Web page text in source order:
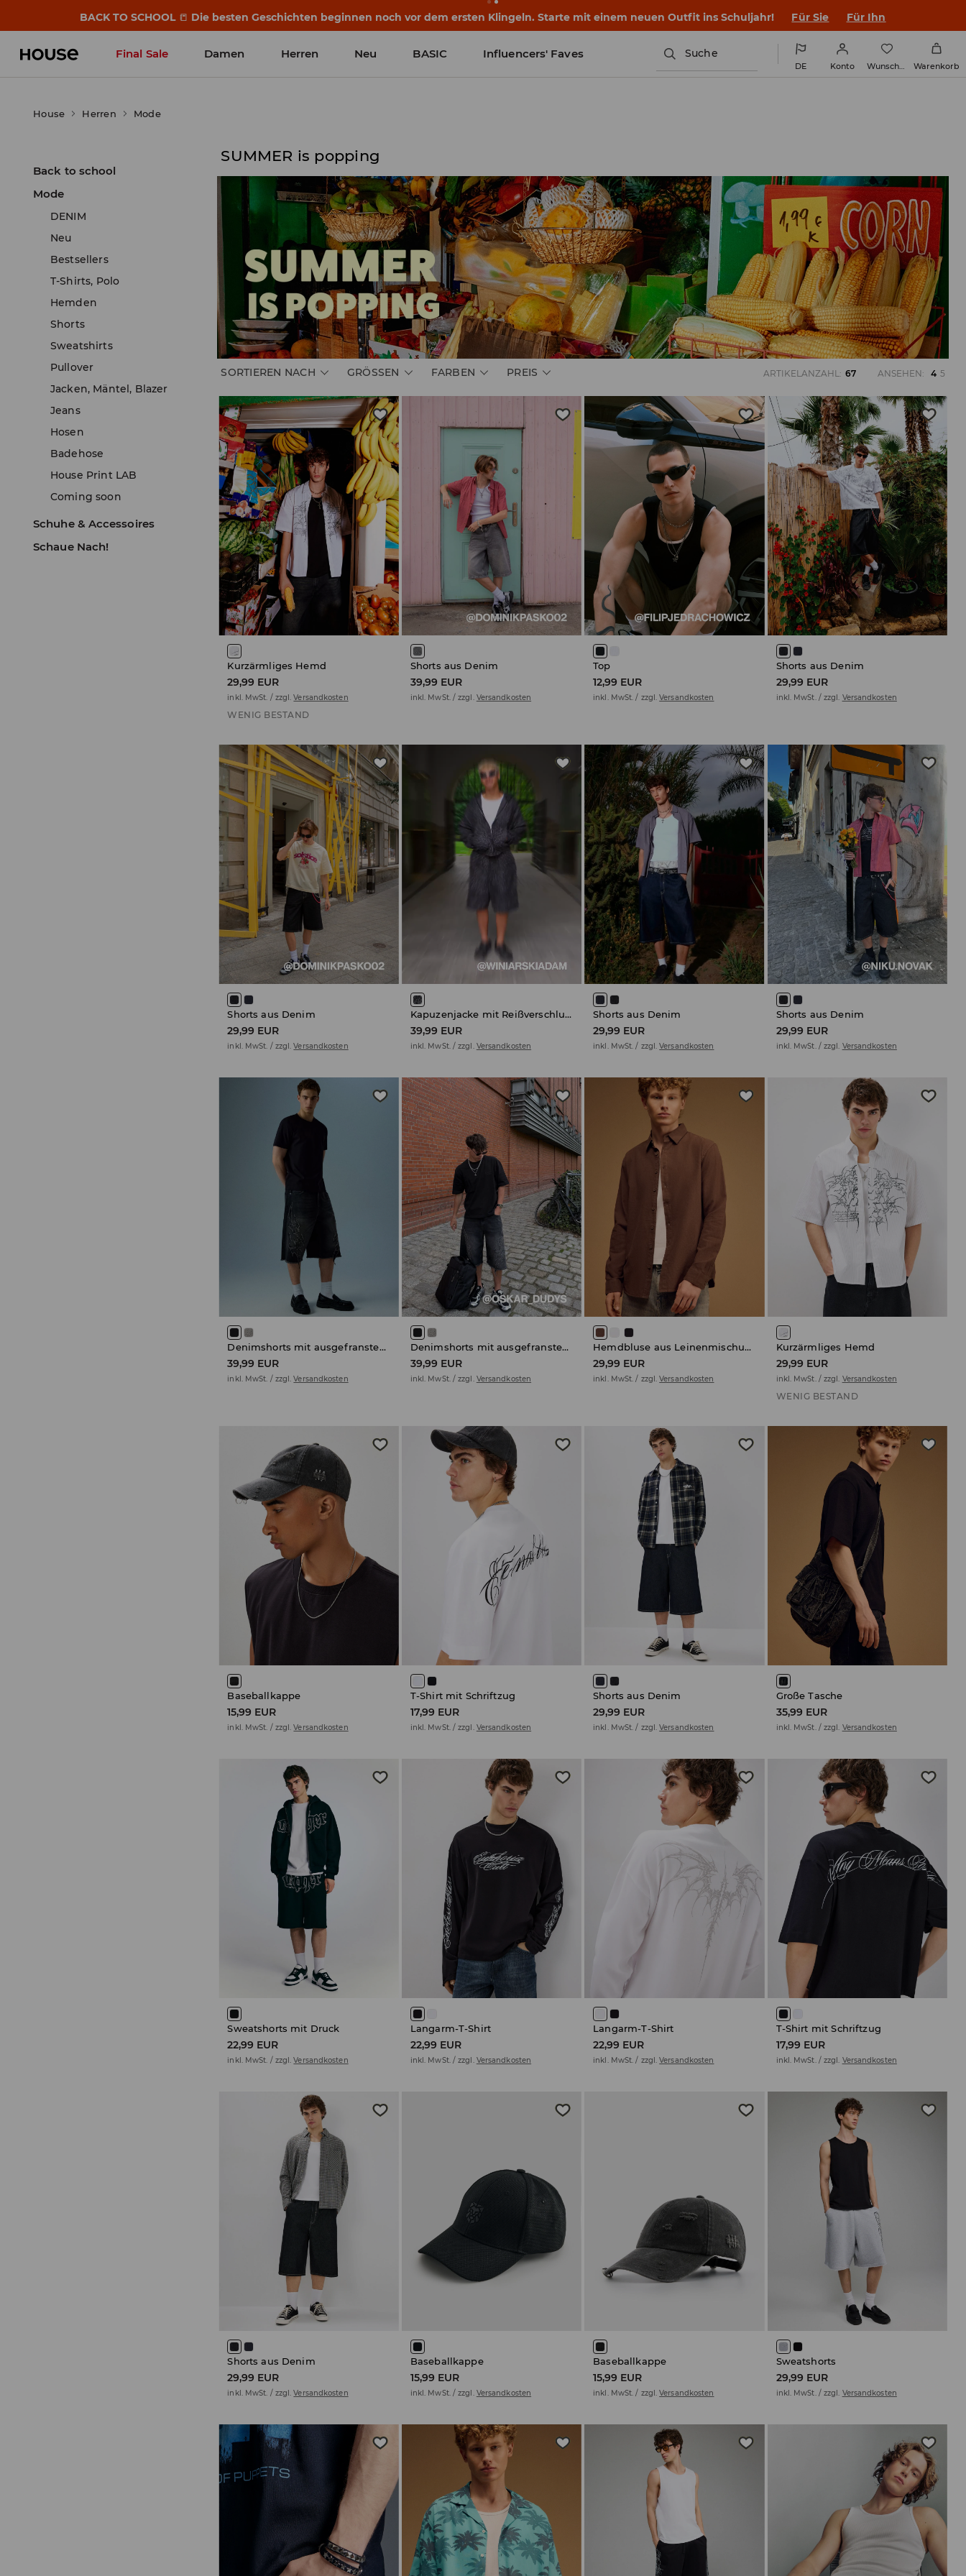
BACK TO SCHOOL 📒 Die besten Geschichten beginnen noch vor dem ersten Klingeln. Starte mit einem neuen Outfit ins Schuljahr! Für Sie Für Ihn
Final Sale Damen Herren Neu BASIC Influencers' Faves Suche
DE Konto Wunschliste Warenkorb
House Herren Mode
Back to school
Mode
DENIM
Neu
Bestsellers
T-Shirts, Polo
Hemden
Shorts
Sweatshirts
Pullover
Jacken, Mäntel, Blazer
Jeans
Hosen
Badehose
House Print LAB
Coming soon
Schuhe & Accessoires
Schaue Nach!
SUMMER is popping
SORTIEREN NACH GRÖSSEN FARBEN PREIS ARTIKELANZAHL : 67 ANSEHEN: 4 5
Kurzärmliges Hemd
29,99 EUR
inkl. MwSt. / zzgl.Versandkosten
WENIG BESTAND
Shorts aus Denim
39,99 EUR
inkl. MwSt. / zzgl. Versandkosten
Top
12,99 EUR
inkl. MwSt. / zzgl.Versandkosten
Shorts aus Denim
29,99 EUR
inkl. MwSt. / zzgl. Versandkosten
Shorts aus Denim
29,99 EUR
inkl. MwSt. / zzgl.Versandkosten
Kapuzenjacke mit Reißverschluss
39,99 EUR
inkl. MwSt. / zzgl. Versandkosten
Shorts aus Denim
29,99 EUR
inkl. MwSt. / zzgl.Versandkosten
Shorts aus Denim
29,99 EUR
inkl. MwSt. / zzgl. Versandkosten
Denimshorts mit ausgefranstem Saum
39,99 EUR
inkl. MwSt. / zzgl.Versandkosten
Denimshorts mit ausgefranstem Saum
39,99 EUR
inkl. MwSt. / zzgl. Versandkosten
Hemdbluse aus Leinenmischung
29,99 EUR
inkl. MwSt. / zzgl.Versandkosten
Kurzärmliges Hemd
29,99 EUR
inkl. MwSt. / zzgl. Versandkosten
WENIG BESTAND
Baseballkappe
15,99 EUR
inkl. MwSt. / zzgl.Versandkosten
T-Shirt mit Schriftzug
17,99 EUR
inkl. MwSt. / zzgl. Versandkosten
Shorts aus Denim
29,99 EUR
inkl. MwSt. / zzgl.Versandkosten
Große Tasche
35,99 EUR
inkl. MwSt. / zzgl. Versandkosten
Sweatshorts mit Druck
22,99 EUR
inkl. MwSt. / zzgl.Versandkosten
Langarm-T-Shirt
22,99 EUR
inkl. MwSt. / zzgl. Versandkosten
Langarm-T-Shirt
22,99 EUR
inkl. MwSt. / zzgl.Versandkosten
T-Shirt mit Schriftzug
17,99 EUR
inkl. MwSt. / zzgl. Versandkosten
Shorts aus Denim
29,99 EUR
inkl. MwSt. / zzgl.Versandkosten
Baseballkappe
15,99 EUR
inkl. MwSt. / zzgl. Versandkosten
Baseballkappe
15,99 EUR
inkl. MwSt. / zzgl.Versandkosten
Sweatshorts
29,99 EUR
inkl. MwSt. / zzgl. Versandkosten